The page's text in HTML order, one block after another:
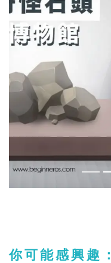
你可能感興趣：